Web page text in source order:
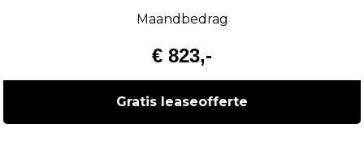
Maandbedrag
€ 823,-
Gratis leaseofferte